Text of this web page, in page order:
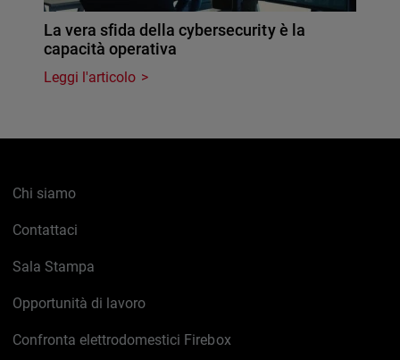
La vera sfida della cybersecurity è la
capacità operativa
Leggi l'articolo
Chi siamo
Contattaci
Sala Stampa
Opportunità di lavoro
Confronta elettrodomestici Firebox